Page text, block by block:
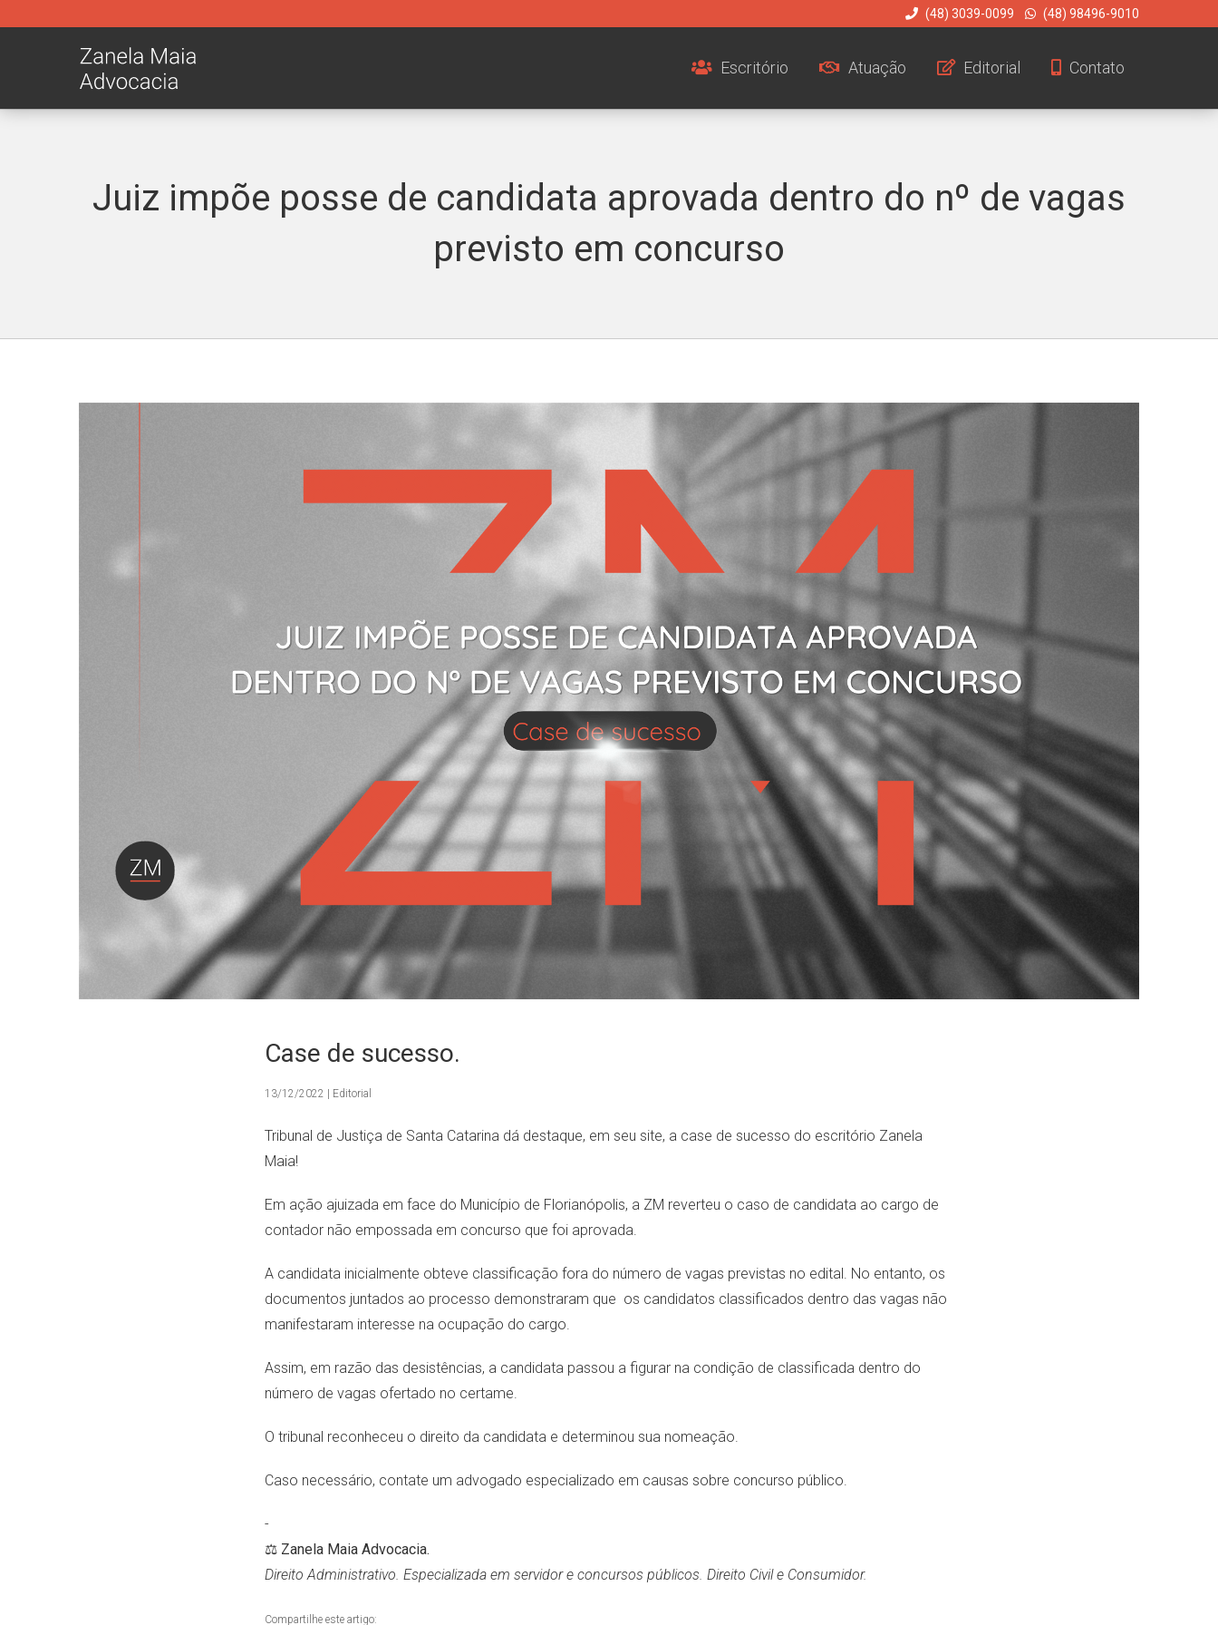
(48) 3039-0099 (48) 98496-9010
Escritório Atuação Editorial Contato
Juiz impõe posse de candidata aprovada dentro do nº de vagas
previsto em concurso
Case de sucesso.
13/12/2022 | Editorial
Tribunal de Justiça de Santa Catarina dá destaque, em seu site, a case de sucesso do escritório Zanela
Maia!
Em ação ajuizada em face do Município de Florianópolis, a ZM reverteu o caso de candidata ao cargo de
contador não empossada em concurso que foi aprovada.
A candidata inicialmente obteve classificação fora do número de vagas previstas no edital. No entanto, os
documentos juntados ao processo demonstraram que os candidatos classificados dentro das vagas não
manifestaram interesse na ocupação do cargo.
Assim, em razão das desistências, a candidata passou a figurar na condição de classificada dentro do
número de vagas ofertado no certame.
O tribunal reconheceu o direito da candidata e determinou sua nomeação.
Caso necessário, contate um advogado especializado em causas sobre concurso público.
-
⚖️ Zanela Maia Advocacia.
Direito Administrativo. Especializada em servidor e concursos públicos. Direito Civil e Consumidor.
Compartilhe este artigo: